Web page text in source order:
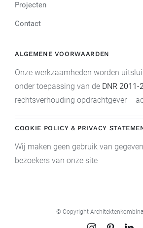
Projecten
Contact
ALGEMENE VOORWAARDEN
Onze werkzaamheden worden
onder toepassing van de DNR 2011-
rechtsverhouding opdrachtgever –
COOKIE POLICY & PRIVACY
Wij maken geen gebruik van
bezoekers van onze site
© Copyright